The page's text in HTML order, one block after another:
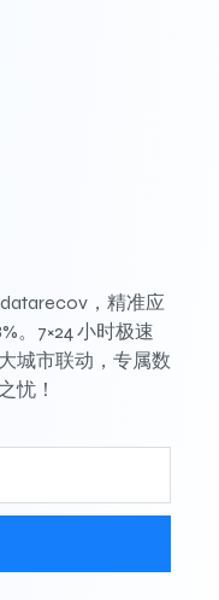
，精准应
。7×24 小时极速
城市联动，专属数
忧！